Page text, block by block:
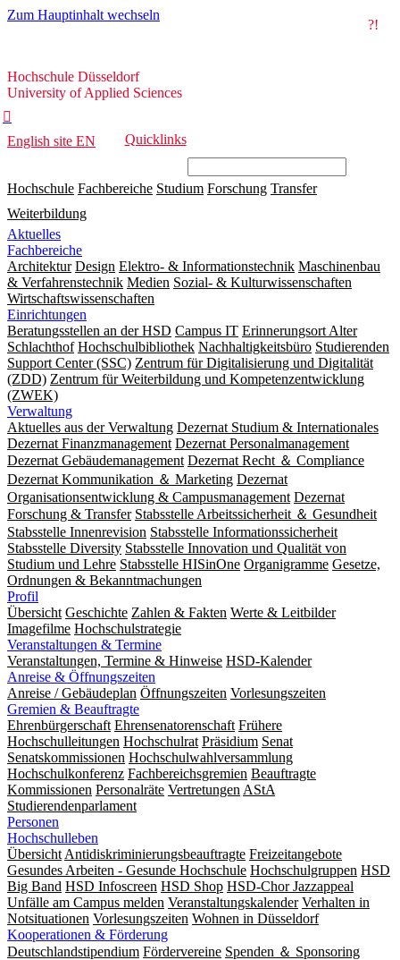
Zum Hauptinhalt wechseln
?!
Hochschule
Düsseldorf
Hochschule Düsseldorf
University of Applied Sciences

English site EN Quicklinks
Hochschule Fachbereiche Studium Forschung Transfer
Weiterbildung
Aktuelles
Fachbereiche
Architektur Design Elektro- & Informationstechnik Maschinenbau
& Verfahrenstechnik Medien Sozial- & Kulturwissenschaften
Wirtschaftswissenschaften
Einrichtungen
Beratungsstellen an der HSD Campus IT Erinnerungsort Alter
Schlachthof Hochschulbibliothek Nachhaltigkeitsbüro Studierenden
Support Center (SSC) Zentrum für Digitalisierung und Digitalität
(ZDD) Zentrum für Weiterbildung und Kompetenzentwicklung
(ZWEK)
Verwaltung
Aktuelles aus der Verwaltung Dezernat Studium & Internationales
Dezernat Finanzmanagement Dezernat Personalmanagement
Dezernat Gebäudemanagement Dezernat Recht ＆ Compliance
Dezernat Kommunikation ＆ Marketing Dezernat
Organisationsentwicklung & Campusmanagement Dezernat
Forschung & Transfer Stabsstelle Arbeitssicherheit ＆ Gesundheit
Stabsstelle Innenrevision Stabsstelle In­for­ma­ti­ons­sicher­heit
Stabsstelle Diversity Stabsstelle Innovation und Qualität von
Studium und Lehre Stabsstelle HISinOne Organigramme Gesetze,
Ordnungen & Bekanntmachungen
Profil
Übersicht Geschichte Zahlen & Fakten Werte & Leitbilder
Imagefilme Hochschulstrategie
Veranstaltungen & Termine
Veranstaltungen, Termine & Hinweise HSD-Kalender
Anreise & Öffnungszeiten
Anreise / Gebäudeplan Öffnungszeiten Vorlesungszeiten
Gremien & Beauftragte
Ehrenbürgerschaft Ehrensenatorenschaft Frühere
Hochschulleitungen Hochschulrat Präsidium Senat
Senatskommissionen Hochschulwahlversammlung
Hochschulkonferenz Fachbereichsgremien Beauftragte
Kommissionen Personalräte Vertretungen AStA
Studierendenparlament
Personen
Hochschulleben
Übersicht Antidiskriminierungsbeauftragte Freizeitangebote
Gesundes Arbeiten - Gesunde Hochschule Hochschulgruppen HSD
Big Band HSD Infoscreen HSD Shop HSD-Chor Jazzappeal
Unfälle am Campus melden Veranstaltungskalender Verhalten in
Notsituationen Vorlesungszeiten Wohnen in Düsseldorf
Kooperationen & Förderung
Deutschlandstipendium Fördervereine Spenden ＆ Sponsoring